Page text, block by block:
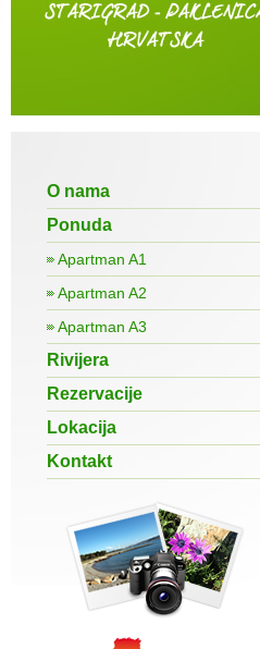
O nama
Ponuda
Apartman A1
Apartman A2
Apartman A3
Rivijera
Rezervacije
Lokacija
Kontakt